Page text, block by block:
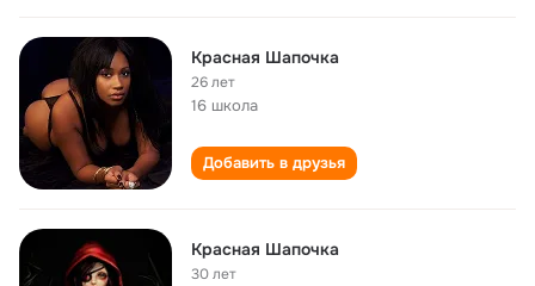
Красная Шапочка
26 лет
16 школа
Добавить в друзья
Красная Шапочка
30 лет